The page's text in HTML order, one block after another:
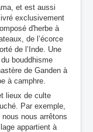
et est aussi
exclusivement
d'herbe à
de l’écorce
de l’Inde. Une
bouddhisme
de Ganden à
à camphre.
lieux de culte
Par exemple,
nous arrêtons
appartient à